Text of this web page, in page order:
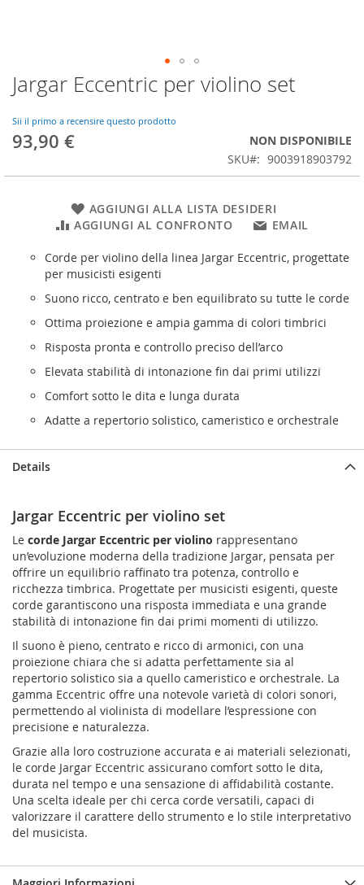
Vai
all'inizio
galleria
di
Jargar Eccentric per violino set
Sii il primo a recensire questo prodotto
93,90 €
NON DISPONIBILE
SKU
9003918903792
AGGIUNGI ALLA LISTA DESIDERI
AGGIUNGI AL CONFRONTO
EMAIL
Corde per violino della linea Jargar Eccentric, progettate
per musicisti esigenti
Suono ricco, centrato e ben equilibrato su tutte le corde
Ottima proiezione e ampia gamma di colori timbrici
Risposta pronta e controllo preciso dell’arco
Elevata stabilità di intonazione fin dai primi utilizzi
Comfort sotto le dita e lunga durata
Adatte a repertorio solistico, cameristico e orchestrale
Details
Jargar Eccentric per violino set
Le corde Jargar Eccentric per violino rappresentano
un’evoluzione moderna della tradizione Jargar, pensata per
offrire un equilibrio raffinato tra potenza, controllo e
ricchezza timbrica. Progettate per musicisti esigenti, queste
corde garantiscono una risposta immediata e una grande
stabilità di intonazione fin dai primi momenti di utilizzo.
Il suono è pieno, centrato e ricco di armonici, con una
proiezione chiara che si adatta perfettamente sia al
repertorio solistico sia a quello cameristico e orchestrale. La
gamma Eccentric offre una notevole varietà di colori sonori,
permettendo al violinista di modellare l’espressione con
precisione e naturalezza.
Grazie alla loro costruzione accurata e ai materiali selezionati,
le corde Jargar Eccentric assicurano comfort sotto le dita,
durata nel tempo e una sensazione di affidabilità costante.
Una scelta ideale per chi cerca corde versatili, capaci di
valorizzare il carattere dello strumento e lo stile interpretativo
del musicista.